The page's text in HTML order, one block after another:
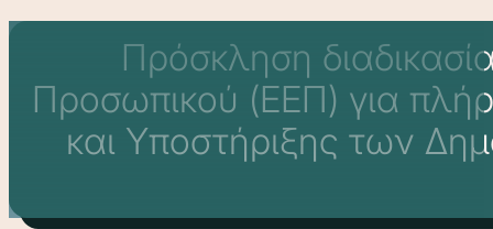
Πρόσκληση
Προσωπικού (ΕΕΠ) για
και Υποστήριξης των